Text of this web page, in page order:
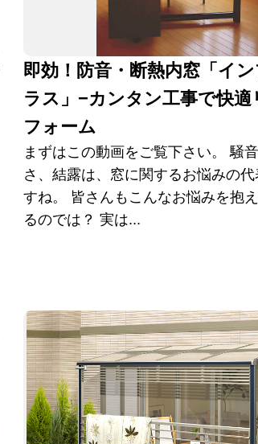
即効！防音・断熱内窓「イ
ラス」−カンタン工事で快適
フォーム
まずはこの動画をご覧下さい。 騒
さ、結露は、窓に関するお悩みの
すね。 皆さんもこんなお悩みを抱
るのでは？ 実は...